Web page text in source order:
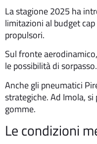
La stagione 2025 ha
limitazioni al budget
propulsori.
Sul fronte
le possibilità di
Anche gli pneumatici
strategiche. Ad Imola,
gomme.
Le condizioni